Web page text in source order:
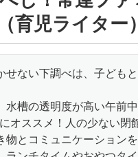
育児ライター）
せない下調べは、子ども
水槽の透明度が高い午前
オススメ！人の少ない閉
とコミュニケーション